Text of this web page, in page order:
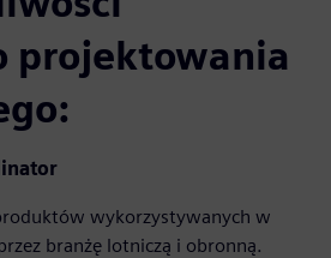
projektowania
wykorzystywanych w
branżę lotniczą i obronną.